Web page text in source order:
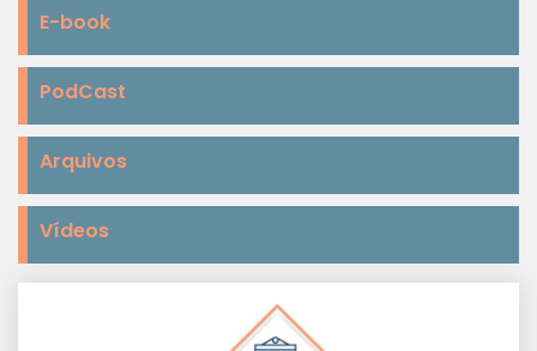
E-book
PodCast
Arquivos
Vídeos